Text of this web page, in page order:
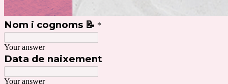
Nom i cognoms 📝 *
Your answer
Data de naixement
Your answer